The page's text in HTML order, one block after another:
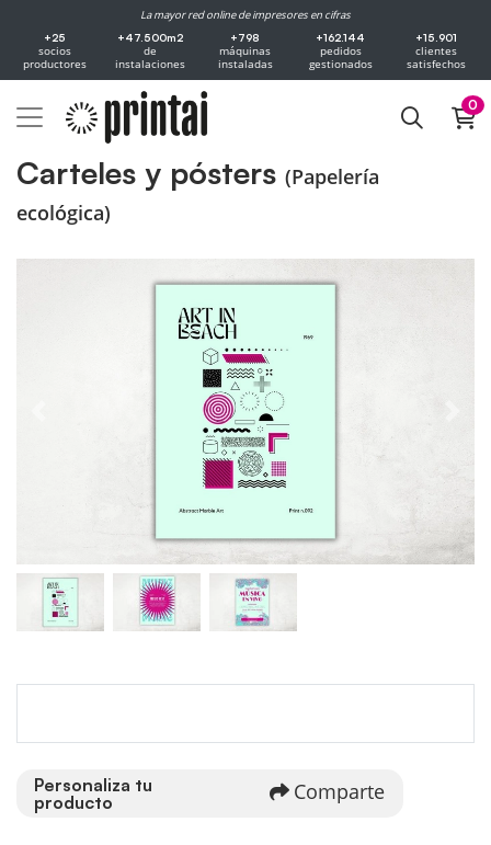
La mayor red online de impresores en cifras
+25
socios
productores
+47.500m2
de
instalaciones
+798
máquinas
instaladas
+162.144
pedidos
gestionados
+15.901
clientes
satisfechos
0
Carteles y pósters (Papelería
ecológica)
Personaliza tu
producto
Comparte